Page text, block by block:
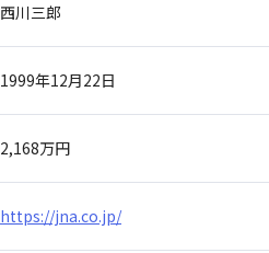
西川三郎
1999年12月22日
2,168万円
https://jna.co.jp/